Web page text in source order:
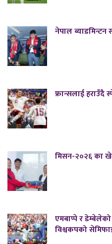
नेपाल ब्याडमिन्टन
फ्रान्सलाई हराउँदै
मिसन-२०२६ का
एमबाप्पे र
विश्वकपको